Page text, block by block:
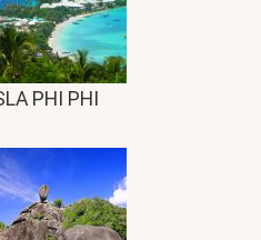
PHI PHI